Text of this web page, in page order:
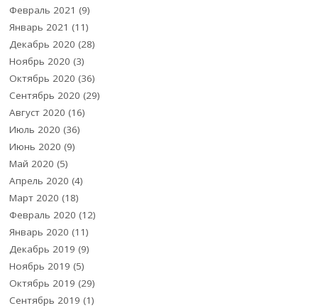
Февраль 2021 (9)
Январь 2021 (11)
Декабрь 2020 (28)
Ноябрь 2020 (3)
Октябрь 2020 (36)
Сентябрь 2020 (29)
Август 2020 (16)
Июль 2020 (36)
Июнь 2020 (9)
Май 2020 (5)
Апрель 2020 (4)
Март 2020 (18)
Февраль 2020 (12)
Январь 2020 (11)
Декабрь 2019 (9)
Ноябрь 2019 (5)
Октябрь 2019 (29)
Сентябрь 2019 (1)